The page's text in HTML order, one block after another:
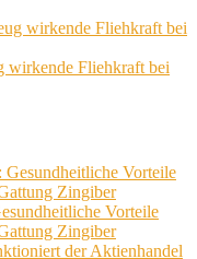
wirkende Fliehkraft bei
Vorteile
Zingiber
der Aktienhandel